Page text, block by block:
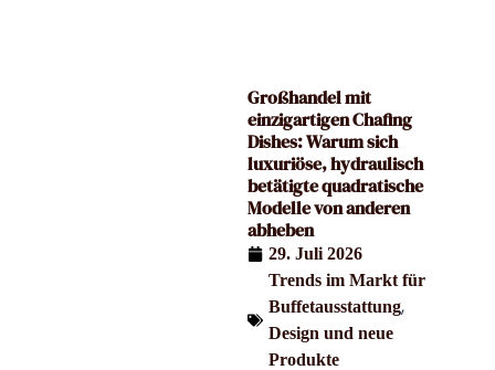
Großhandel mit
einzigartigen Chafing
Dishes: Warum sich
luxuriöse, hydraulisch
betätigte quadratische
Modelle von anderen
abheben
29. Juli 2026
Trends im Markt für
Buffetausstattung,
Design und neue
Produkte